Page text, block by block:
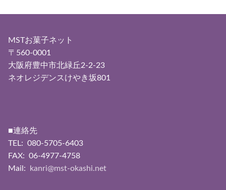
MSTお菓子ネット
〒560-0001
大阪府豊中市北緑丘2-2-23
ネオレジデンスけやき坂801
■連絡先
TEL: 080-5705-6403
FAX: 06-4977-4758
Mail:
kanri@mst-okashi.net